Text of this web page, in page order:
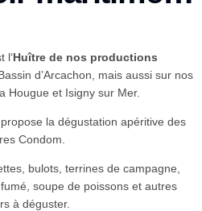
l‘Huître de nos productions
d’Arcachon, mais aussi sur nos
Hougue et Isigny sur Mer.
la dégustation apéritive des
Condom.
bulots, terrines de campagne,
soupe de poissons et autres
à déguster.